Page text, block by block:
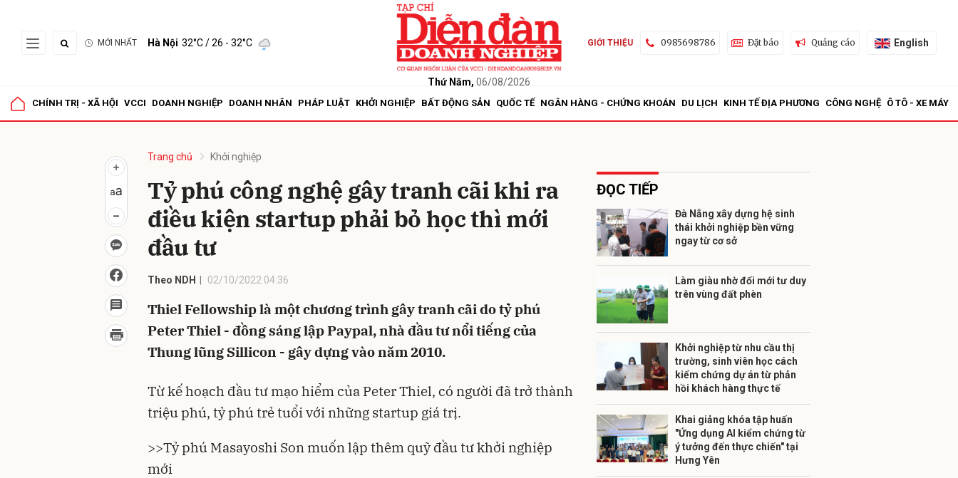
MỚI NHẤT Hà Nội 32°C/ 26 - 32°C
Thứ Năm, 06/08/2026
GIỚI THIỆU 0985698786 Đặt báo Quảng cáo English
CHÍNH TRỊ - XÃ HỘI VCCI DOANH NGHIỆP DOANH NHÂN PHÁP LUẬT KHỞI NGHIỆP BẤT ĐỘNG SẢN QUỐC TẾ NGÂN HÀNG - CHỨNG KHOÁN DU LỊCH KINH TẾ ĐỊA PHƯƠNG CÔNG NGHỆ Ô TÔ - XE MÁY
Trang chủ Khởi nghiệp
Tỷ phú công nghệ gây tranh cãi khi ra
điều kiện startup phải bỏ học thì mới
đầu tư
Theo NDH 02/10/2022 04:36
Thiel Fellowship là một chương trình gây tranh cãi do tỷ phú
Peter Thiel - đồng sáng lập Paypal, nhà đầu tư nổi tiếng của
Thung lũng Sillicon - gây dựng vào năm 2010.
Từ kế hoạch đầu tư mạo hiểm của Peter Thiel, có người đã trở thành
triệu phú, tỷ phú trẻ tuổi với những startup giá trị.
>>Tỷ phú Masayoshi Son muốn lập thêm quỹ đầu tư khởi nghiệp
mới
ĐỌC TIẾP
Đà Nẵng xây dựng hệ sinh
thái khởi nghiệp bền vững
ngay từ cơ sở
Làm giàu nhờ đổi mới tư duy
trên vùng đất phèn
Khởi nghiệp từ nhu cầu thị
trường, sinh viên học cách
kiểm chứng dự án từ phản
hồi khách hàng thực tế
Khai giảng khóa tập huấn
"Ứng dụng AI kiểm chứng từ
ý tưởng đến thực chiến" tại
Hưng Yên
Gửi